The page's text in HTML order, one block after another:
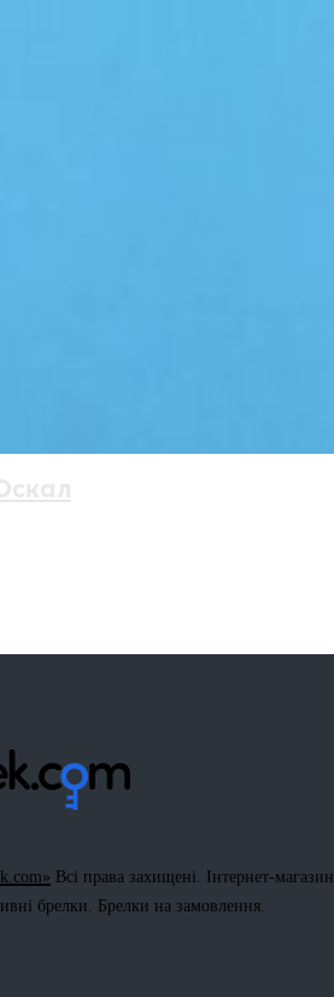
Twitter Email LinkedInCopy
Всі права захищені. Інтернет-магазин
брелки. Брелки на замовлення.